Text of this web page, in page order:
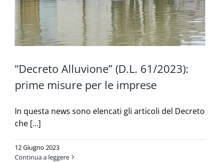
“Decreto Alluvione” (D.L. 61/2023):
prime misure per le imprese
In questa news sono elencati gli articoli del Decreto
che [...]
12 Giugno 2023
Continua a leggere